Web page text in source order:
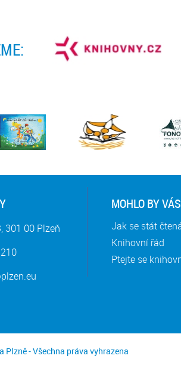
301 00 Plzeň
MOHLO BY
Jak se stát
Knihovní řád
Ptejte se
- Všechna práva vyhrazena